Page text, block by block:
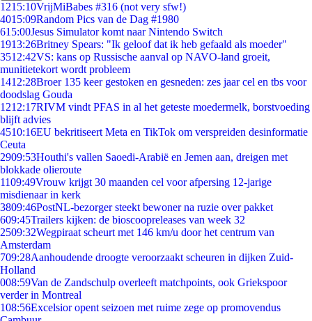
1215:10VrijMiBabes #316 (not very sfw!)
4015:09Random Pics van de Dag #1980
615:00Jesus Simulator komt naar Nintendo Switch
1913:26Britney Spears: "Ik geloof dat ik heb gefaald als moeder"
3512:42VS: kans op Russische aanval op NAVO-land groeit,
munitietekort wordt probleem
1412:28Broer 135 keer gestoken en gesneden: zes jaar cel en tbs voor
doodslag Gouda
1212:17RIVM vindt PFAS in al het geteste moedermelk, borstvoeding
blijft advies
4510:16EU bekritiseert Meta en TikTok om verspreiden desinformatie
Ceuta
2909:53Houthi's vallen Saoedi-Arabië en Jemen aan, dreigen met
blokkade olieroute
1109:49Vrouw krijgt 30 maanden cel voor afpersing 12-jarige
misdienaar in kerk
3809:46PostNL-bezorger steekt bewoner na ruzie over pakket
609:45Trailers kijken: de bioscoopreleases van week 32
2509:32Wegpiraat scheurt met 146 km/u door het centrum van
Amsterdam
709:28Aanhoudende droogte veroorzaakt scheuren in dijken Zuid-
Holland
008:59Van de Zandschulp overleeft matchpoints, ook Griekspoor
verder in Montreal
108:56Excelsior opent seizoen met ruime zege op promovendus